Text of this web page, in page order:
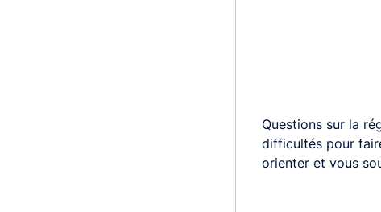
Questions sur la
difficultés pour
orienter et vous